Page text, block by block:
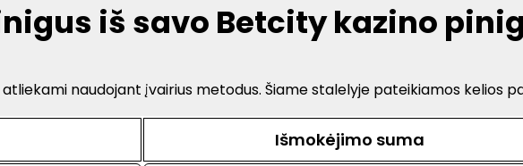
iš savo Betcity kazino
naudojant įvairius metodus. Šiame stalelyje pateikiamos kelios
Išmokėjimo suma